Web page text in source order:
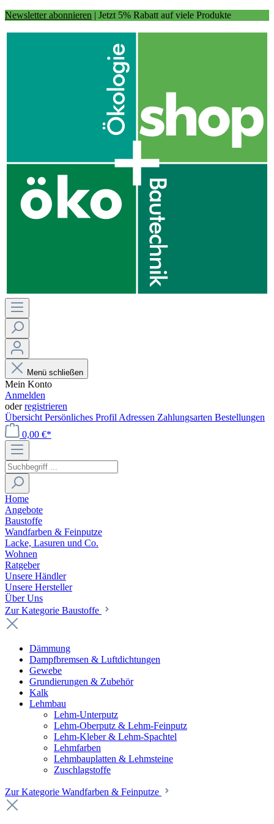
Newsletter abonnieren | Jetzt 5% Rabatt auf viele Produkte
Menü schließen
Mein Konto
Anmelden
oderregistrieren
Übersicht Persönliches Profil Adressen Zahlungsarten Bestellungen
0,00 €*
Home
Angebote
Baustoffe
Wandfarben & Feinputze
Lacke, Lasuren und Co.
Wohnen
Ratgeber
Unsere Händler
Unsere Hersteller
Über Uns
Zur Kategorie Baustoffe
Dämmung
Dampfbremsen & Luftdichtungen
Gewebe
Grundierungen & Zubehör
Kalk
Lehmbau
Lehm-Unterputz
Lehm-Oberputz & Lehm-Feinputz
Lehm-Kleber & Lehm-Spachtel
Lehmfarben
Lehmbauplatten & Lehmsteine
Zuschlagstoffe
Zur Kategorie Wandfarben & Feinputze